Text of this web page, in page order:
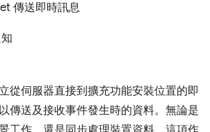
傳送即時訊息
從伺服器直接到擴充功能安裝位置的即
傳送及接收事件發生時的資料。無論是